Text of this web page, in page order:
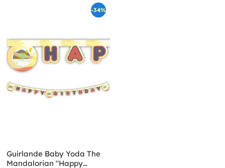
-34%
Guirlande Baby Yoda The
Mandalorian "Happy